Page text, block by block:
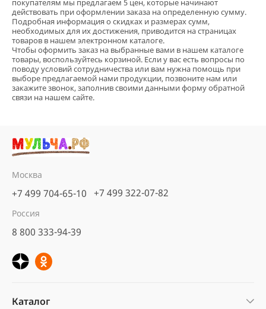
действовать при оформлении заказа на определенную сумму.
Подробная информация о скидках и размерах сумм,
необходимых для их достижения, приводится на страницах
товаров в нашем электронном каталоге.
Чтобы оформить заказ на выбранные вами в нашем каталоге
товары, воспользуйтесь корзиной. Если у вас есть вопросы по
поводу условий сотрудничества или вам нужна помощь при
выборе предлагаемой нами продукции, позвоните нам или
закажите звонок, заполнив своими данными форму обратной
связи на нашем сайте.
Москва
+7 499 704-65-10 +7 499 322-07-82
Россия
8 800 333-94-39
Каталог